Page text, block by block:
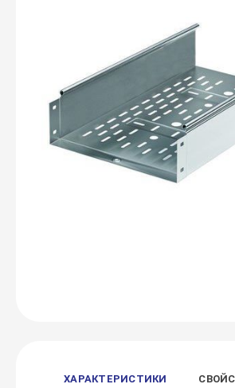
ХАРАКТЕРИСТИКИ